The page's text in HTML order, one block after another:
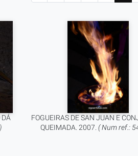
FOGUEIRAS DE SAN JUAN E
QUEIMADA. 2007. ( Num ref.: